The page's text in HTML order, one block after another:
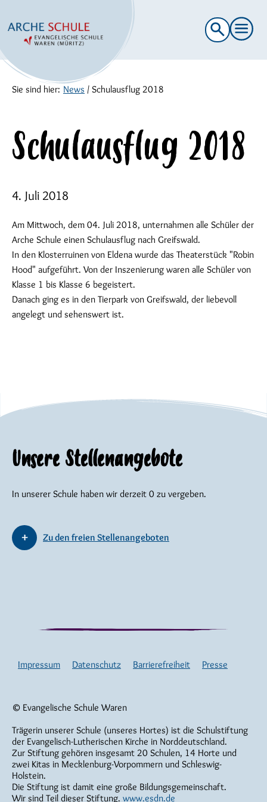
Suche
nach:
Sie sind hier: News / Schulausflug 2018
Schulausflug 2018
4. Juli 2018
Am Mittwoch, dem 04. Juli 2018, unternahmen alle Schüler der
Arche Schule einen Schulausflug nach Greifswald.
In den Klosterruinen von Eldena wurde das Theaterstück "Robin
Hood" aufgeführt. Von der Inszenierung waren alle Schüler von
Klasse 1 bis Klasse 6 begeistert.
Danach ging es in den Tierpark von Greifswald, der liebevoll
angelegt und sehenswert ist.
Unsere Stellenangebote
In unserer Schule haben wir derzeit 0 zu vergeben.
Zu den freien Stellenangeboten
© Evangelische Schule Waren
Trägerin unserer Schule (unseres Hortes) ist die Schulstiftung
der Evangelisch-Lutherischen Kirche in Norddeutschland.
Zur Stiftung gehören insgesamt 20 Schulen, 14 Horte und
zwei Kitas in Mecklenburg-Vorpommern und Schleswig-
Holstein.
Die Stiftung ist damit eine große Bildungsgemeinschaft.
Wir sind Teil dieser Stiftung. www.esdn.de
Impressum Datenschutz Barrierefreiheit Presse